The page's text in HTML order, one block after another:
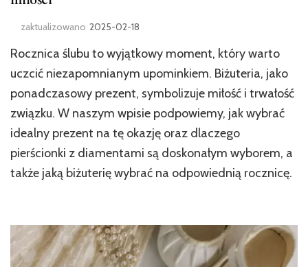
zaktualizowano 2025-02-18
Rocznica ślubu to wyjątkowy moment, który warto
uczcić niezapomnianym upominkiem. Biżuteria, jako
ponadczasowy prezent, symbolizuje miłość i trwałość
związku. W naszym wpisie podpowiemy, jak wybrać
idealny prezent na tę okazję oraz dlaczego
pierścionki z diamentami są doskonałym wyborem, a
także jaką biżuterię wybrać na odpowiednią rocznicę.